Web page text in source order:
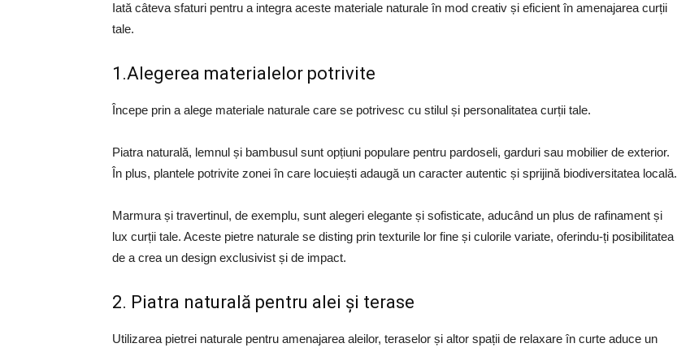
Iată câteva sfaturi pentru a integra aceste materiale naturale în mod creativ și eficient în amenajarea curții
tale.
1.Alegerea materialelor potrivite
Începe prin a alege materiale naturale care se potrivesc cu stilul și personalitatea curții tale.
Piatra naturală, lemnul și bambusul sunt opțiuni populare pentru pardoseli, garduri sau mobilier de exterior.
În plus, plantele potrivite zonei în care locuiești adaugă un caracter autentic și sprijină biodiversitatea locală.
Marmura și travertinul, de exemplu, sunt alegeri elegante și sofisticate, aducând un plus de rafinament și
lux curții tale. Aceste pietre naturale se disting prin texturile lor fine și culorile variate, oferindu-ți posibilitatea
de a crea un design exclusivist și de impact.
2. Piatra naturală pentru alei și terase
Utilizarea pietrei naturale pentru amenajarea aleilor, teraselor și altor spații de relaxare în curte aduce un